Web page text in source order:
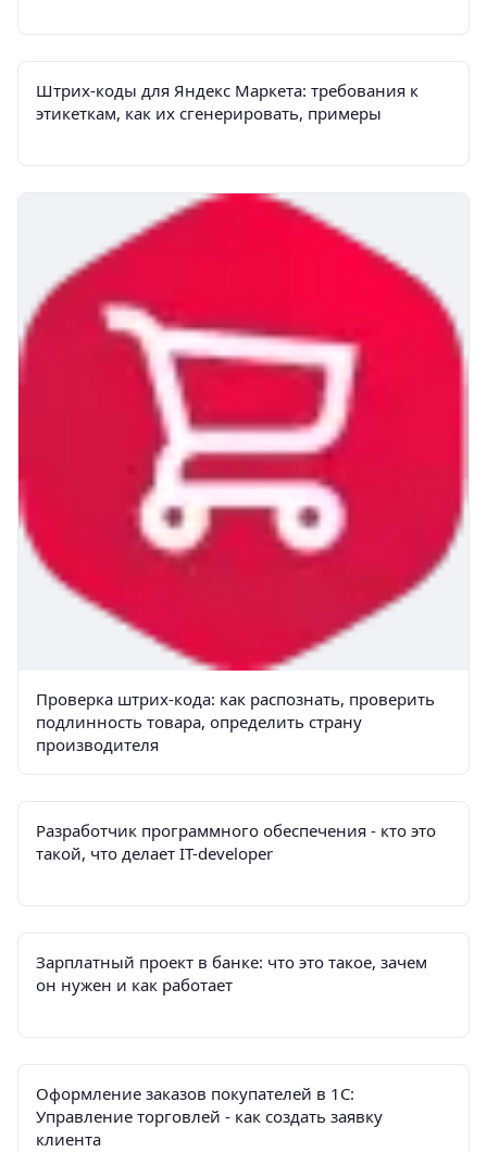
Штрих-коды для Яндекс Маркета: требования к
этикеткам, как их сгенерировать, примеры
Проверка штрих-кода: как распознать, проверить
подлинность товара, определить страну
производителя
Разработчик программного обеспечения - кто это
такой, что делает IT-developer
Зарплатный проект в банке: что это такое, зачем
он нужен и как работает
Оформление заказов покупателей в 1С:
Управление торговлей - как создать заявку
клиента